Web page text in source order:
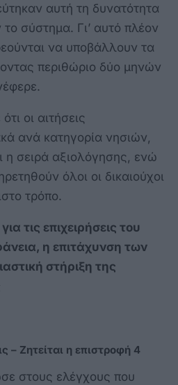
αυτή τη δυνατότητα
σύστημα. Γι’ αυτό πλέον
να υποβάλλουν τα
περιθώριο δύο μηνών
οι αιτήσεις
ανά κατηγορία νησιών,
η σειρά αξιολόγησης, ενώ
όλοι οι δικαιούχοι
τρόπο.
τις επιχειρήσεις του
η επιτάχυνση των
στήριξη της
– Ζητείται η επιστροφή 4
στους ελέγχους που